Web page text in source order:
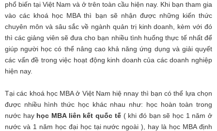
phổ biến tại Việt Nam và ở trên toàn cầu hiện nay. Khi bạn tham gia
vào các khoá học MBA thì bạn sẽ nhận được những kiến thức
chuyên môn và sâu sắc về ngành quản trị kinh doanh, kèm với đó
thì các giảng viên sẽ đưa cho bạn nhiều tình huống thực tế nhất để
giúp người học có thể nâng cao khả năng ứng dụng và giải quyết
các vấn đề trong việc hoạt động kinh doanh của các doanh nghiệp
hiện nay.
Tại các khoá học MBA ở Việt Nam hiệ nnay thì bạn có thể lựa chọn
được nhiều hình thức học khác nhau như: học hoàn toàn trong
nước hay học MBA liên kết quốc tế( khi đó bạn sẽ học 1 năm ở
nước và 1 năm học đại học tại nước ngoài ), hay là học MBA định